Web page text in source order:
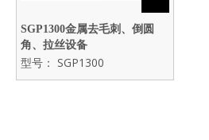
SGP1300金属去毛刺、倒圆
角、拉丝设备
型号： SGP1300